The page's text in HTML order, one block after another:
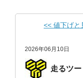
<< 値下げと
2026年06月10日
走るツ